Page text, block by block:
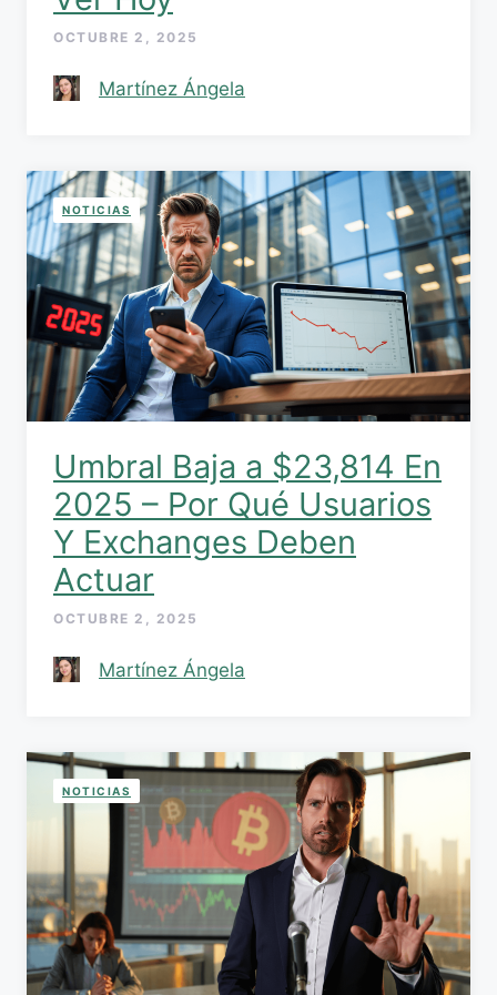
OCTUBRE 2, 2025
Martínez Ángela
NOTICIAS
Umbral Baja a $23,814 En
2025 – Por Qué Usuarios
Y Exchanges Deben
Actuar
OCTUBRE 2, 2025
Martínez Ángela
NOTICIAS